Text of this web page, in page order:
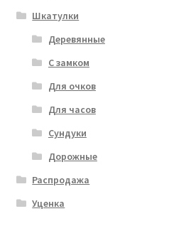
Шкатулки
Деревянные
С замком
Для очков
Для часов
Сундуки
Дорожные
Распродажа
Уценка